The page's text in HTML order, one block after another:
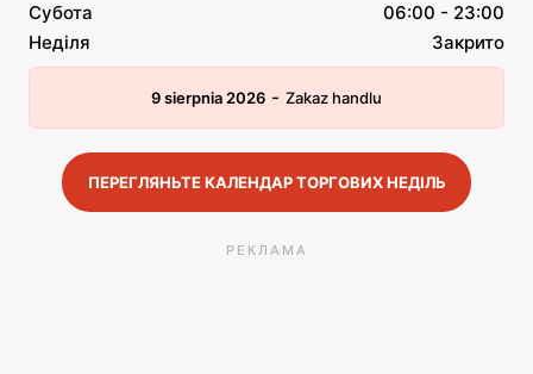
Субота
06:00 - 23:00
Неділя
Закрито
9 sierpnia 2026 - Zakaz handlu
ПЕРЕГЛЯНЬТЕ КАЛЕНДАР ТОРГОВИХ НЕДІЛЬ
РЕКЛАМА